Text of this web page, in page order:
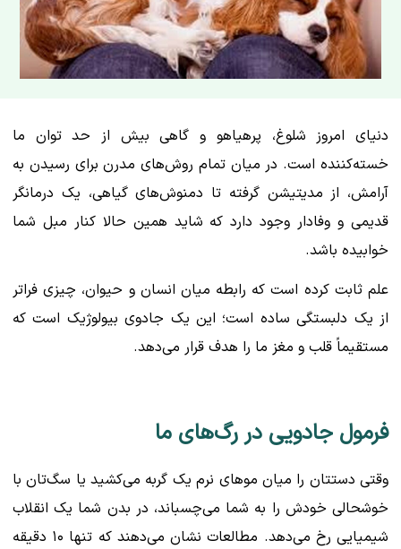
دنیای امروز شلوغ، پرهیاهو و گاهی بیش از حد توان ما
خسته‌کننده است. در میان تمام روش‌های مدرن برای رسیدن به
آرامش، از مدیتیشن گرفته تا دمنوش‌های گیاهی، یک درمانگر
قدیمی و وفادار وجود دارد که شاید همین حالا کنار مبل شما
خوابیده باشد.
علم ثابت کرده است که رابطه میان انسان و حیوان، چیزی فراتر
از یک دلبستگی ساده است؛ این یک جادوی بیولوژیک است که
مستقیماً قلب و مغز ما را هدف قرار می‌دهد.
فرمول جادویی در رگ‌های ما
وقتی دستتان را میان موهای نرم یک گربه می‌کشید یا سگ‌تان با
خوشحالی خودش را به شما می‌چسباند، در بدن شما یک انقلاب
شیمیایی رخ می‌دهد. مطالعات نشان می‌دهند که تنها ۱۰ دقیقه